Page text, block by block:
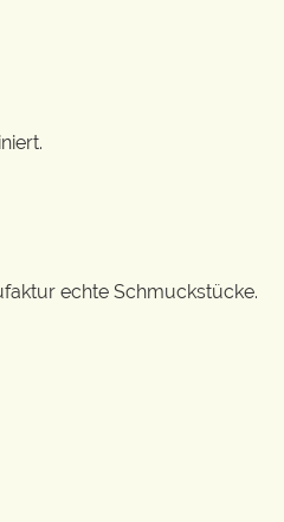
echte Schmuckstücke.